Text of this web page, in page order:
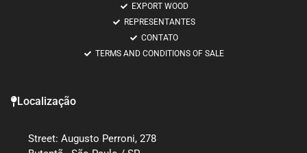
EXPORT WOOD
REPRESENTANTES
CONTATO
TERMS AND CONDITIONS OF SALE
Localização
Street: Augusto Perroni, 278